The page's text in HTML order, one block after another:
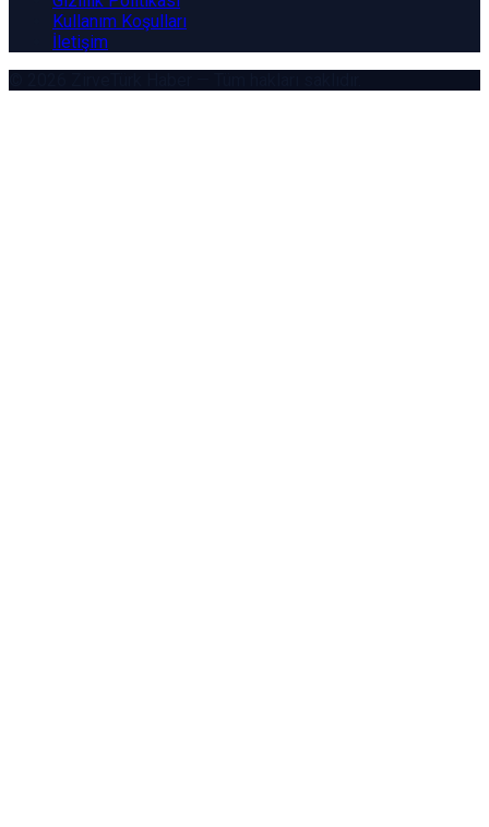
Kullanım Koşulları
İletişim